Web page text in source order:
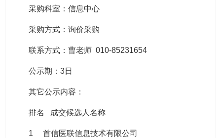
采购科室：信息中心
采购方式：询价采购
联系方式：曹老师 010-85231654
公示期：3日
其它公示内容：
排名 成交候选人名称
1 首信医联信息技术有限公司